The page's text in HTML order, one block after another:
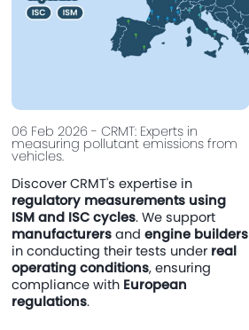
06 Feb 2026 - CRMT: Experts in
measuring pollutant emissions from
vehicles.
Discover CRMT's expertise in
regulatory measurements using
ISM and ISC cycles. We support
manufacturersandengine builders
in conducting their tests under real
operating conditions, ensuring
compliance with European
regulations.